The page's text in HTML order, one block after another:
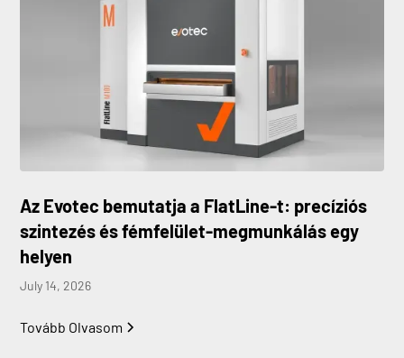
Az Evotec bemutatja a FlatLine-t: precíziós
szintezés és fémfelület-megmunkálás egy
helyen
July 14, 2026
Tovább Olvasom